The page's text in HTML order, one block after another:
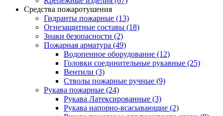
Средства пожаротушения
Гидранты пожарные (13)
Огнезащитные составы (18)
Знаки безопасности (2)
Пожарная арматура (49)
Водопенное оборудование (12)
Головки соединительные рукавные (25)
Вентили (3)
Стволы пожарные ручные (9)
Рукава пожарные (24)
Рукава Латексированные (3)
Рукава напорно-всасывающие (2)